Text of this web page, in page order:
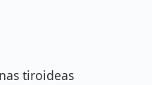
tiroideas